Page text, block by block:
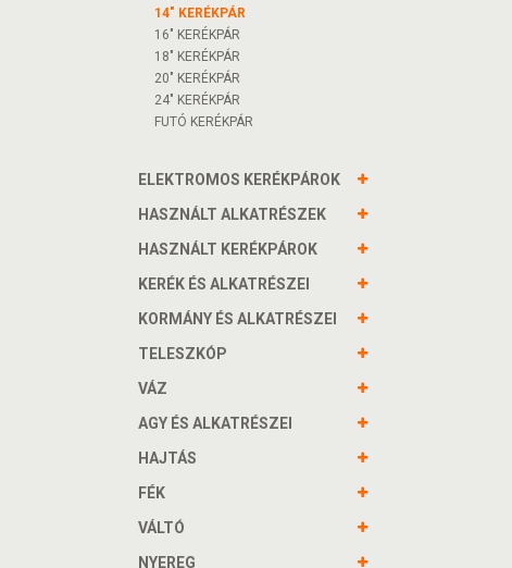
14" KERÉKPÁR
16" KERÉKPÁR
18" KERÉKPÁR
20" KERÉKPÁR
24" KERÉKPÁR
FUTÓ KERÉKPÁR
ELEKTROMOS KERÉKPÁROK
HASZNÁLT ALKATRÉSZEK
HASZNÁLT KERÉKPÁROK
KERÉK ÉS ALKATRÉSZEI
KORMÁNY ÉS ALKATRÉSZEI
TELESZKÓP
VÁZ
AGY ÉS ALKATRÉSZEI
HAJTÁS
FÉK
VÁLTÓ
NYEREG